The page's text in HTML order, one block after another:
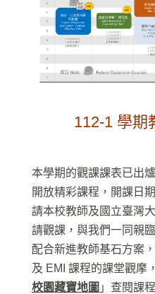
112-1 學期
本學期的觀課課表已出
開放精彩課程，開課日
請本校教師及國立臺灣
請觀課，與我們一同親
配合新進教師基石方案
及 EMI 課程的課堂觀摩
校園藏寶地圖 」查閱課